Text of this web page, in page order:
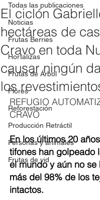
Todas las publicaciones
Noticias
Frutas Berries
Hortalizas
Frutas de Árbol
Flores
Reforestación
Producción Retráctil
Personas y animales
Frutas de vid
El ciclón
hectáreas de
Cravo en toda
causar ningún
los
REFUGIO
CRAVO
En los últimos 20
tifones han golpeado
el mundo y aún no
más del 98% de los
intactos.